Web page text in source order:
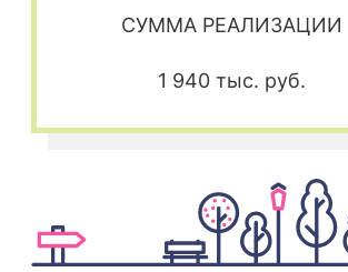
СУММА РЕАЛИЗАЦИИ
1 940 тыс. руб.